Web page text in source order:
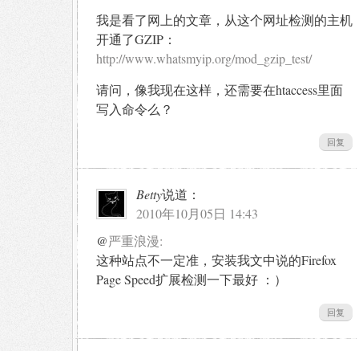
我是看了网上的文章，从这个网址检测的主机
开通了GZIP：
http://www.whatsmyip.org/mod_gzip_test/
请问，像我现在这样，还需要在htaccess里面
写入命令么？
回复
Betty说道：
2010年10月05日 14:43
@严重浪漫:
这种站点不一定准，安装我文中说的Firefox
Page Speed扩展检测一下最好 ：）
回复